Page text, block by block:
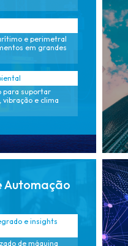
e perimetral
em grandes
para suportar
vibração e clima
Automação
e insights
de máquina